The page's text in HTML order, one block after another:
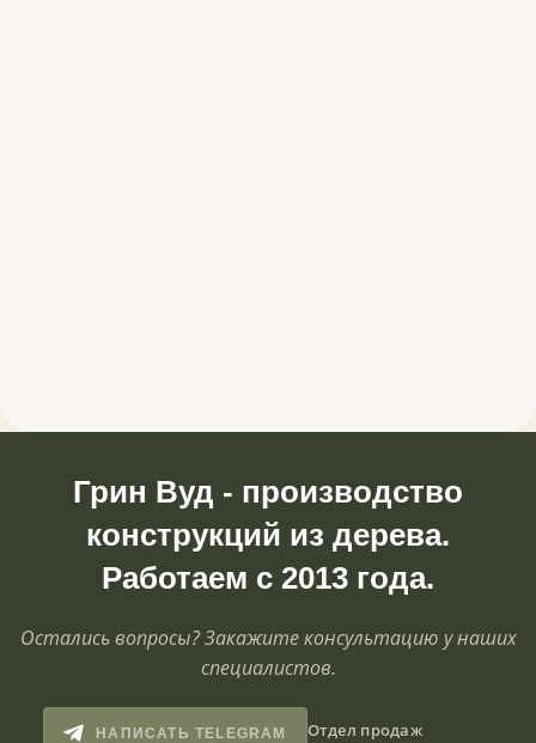
Грин Вуд - производство
конструкций из дерева.
Работаем с 2013 года.
Остались вопросы? Закажите консультацию у наших
специалистов.
НАПИСАТЬ TELEGRAM Отдел продаж